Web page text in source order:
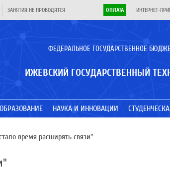
ЗАНЯТИЯ НЕ ПРОВОДЯТСЯ ОПЛАТА ИНТЕРНЕТ-
ФЕДЕРАЛЬНОЕ ГОСУДАРСТВЕННОЕ
ИЖЕВСКИЙ ГОСУДАРСТВЕННЫЙ
ОБРАЗОВАНИЕ НАУКА И ИННОВАЦИИ
время расширять связи"